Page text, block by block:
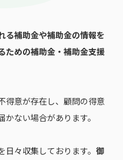
る補助金や補助金の情報を
ための補助金・補助金支援
得意が存在し、顧問の得意
ない場合があります。
々収集しております。 御